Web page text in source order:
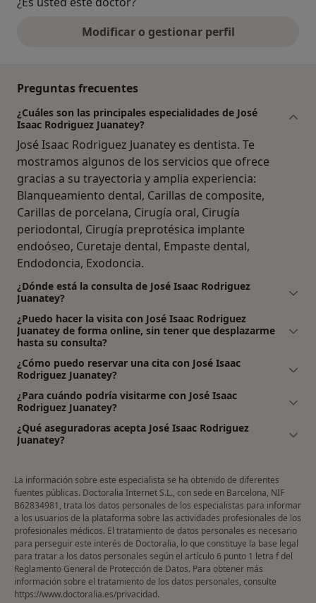
Modificar o gestionar perfil
Preguntas frecuentes
¿Cuáles son las principales especialidades de José
Isaac Rodriguez Juanatey?
José Isaac Rodriguez Juanatey es dentista. Te
mostramos algunos de los servicios que ofrece
gracias a su trayectoria y amplia experiencia:
Blanqueamiento dental, Carillas de composite,
Carillas de porcelana, Cirugía oral, Cirugía
periodontal, Cirugía preprotésica implante
endoóseo, Curetaje dental, Empaste dental,
Endodoncia, Exodoncia.
¿Dónde está la consulta de José Isaac Rodriguez
Juanatey?
¿Puedo hacer la visita con José Isaac Rodriguez
Juanatey de forma online, sin tener que desplazarme
hasta su consulta?
¿Cómo puedo reservar una cita con José Isaac
Rodriguez Juanatey?
¿Para cuándo podría visitarme con José Isaac
Rodriguez Juanatey?
¿Qué aseguradoras acepta José Isaac Rodriguez
Juanatey?
La información sobre este especialista se ha obtenido de diferentes
fuentes públicas. Doctoralia Internet S.L., con sede en Barcelona, NIF
B62834981, trata los datos personales de los especialistas para informar
a los usuarios de la plataforma sobre las actividades profesionales de los
profesionales médicos. El tratamiento de datos personales es necesario
para perseguir este interés de Doctoralia, lo que constituye la base legal
para tratar a los datos personales según el artículo 6 punto 1 letra f del
Reglamento General de Protección de Datos. Para obtener más
información sobre el tratamiento de los datos personales, consulte
https://www.doctoralia.es/privacidad.